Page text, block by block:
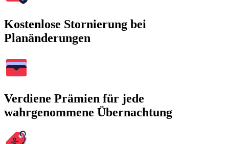
Kostenlose Stornierung bei
Planänderungen
Verdiene Prämien für jede
wahrgenommene Übernachtung